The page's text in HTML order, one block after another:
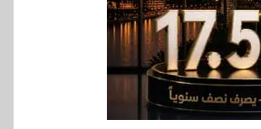
اخبار
فيكسد مصر و”حلول” تتشاركان
في تطوير أول منصة للسياحة
الصحية في مصر والشرق الأوسط
وأفريقيا Tour4Cure